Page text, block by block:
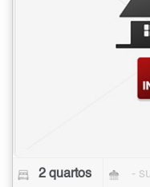
2 quartos -